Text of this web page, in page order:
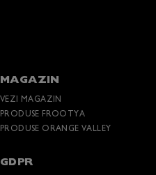
MAGAZIN
VEZI MAGAZIN
PRODUSE FROOTYA
PRODUSE ORANGE VALLEY
GDPR